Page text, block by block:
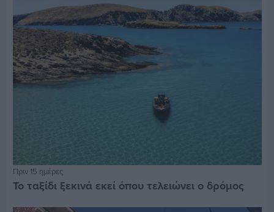
Πριν 15 ημέρες
Το ταξίδι ξεκινά εκεί όπου τελειώνει ο δρόμος